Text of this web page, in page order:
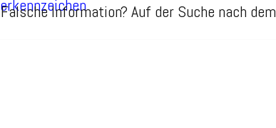
Falsche Information? Auf der Suche nach dem